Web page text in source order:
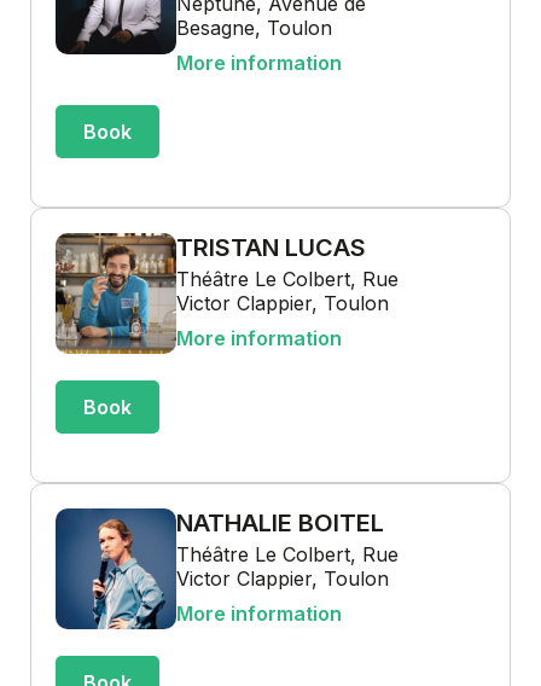
Besagne, Toulon
More information
Book
TRISTAN LUCAS
Théâtre Le Colbert, Rue
Victor Clappier, Toulon
More information
Book
NATHALIE BOITEL
Théâtre Le Colbert, Rue
Victor Clappier, Toulon
More information